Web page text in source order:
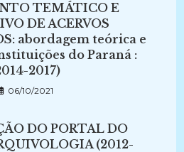
TEMÁTICO E
DE ACERVOS
abordagem teórica e
do Paraná :
2017)
06/10/2021
DO PORTAL DO
(2012-